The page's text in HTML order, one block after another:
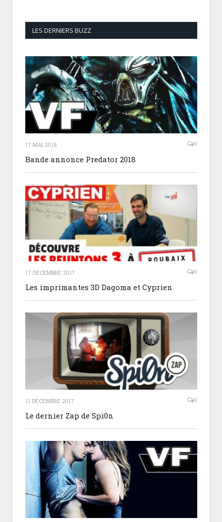
LES DERNIERS BUZZ
17 MAI 2018 0
Bande annonce Predator 2018
17 DÉCEMBRE 2017 0
Les imprimantes 3D Dagoma et Cyprien
11 DÉCEMBRE 2017 0
Le dernier Zap de Spi0n